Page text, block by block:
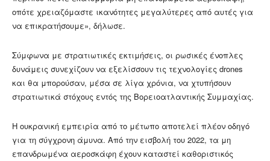
οπότε χρειαζόμαστε ικανότητες μεγαλύτερες από αυτές για
να επικρατήσουμε», δήλωσε.
Σύμφωνα με στρατιωτικές εκτιμήσεις, οι ρωσικές ένοπλες
δυνάμεις συνεχίζουν να εξελίσσουν τις τεχνολογίες drones
και θα μπορούσαν, μέσα σε λίγα χρόνια, να χτυπήσουν
στρατιωτικά στόχους εντός της Βορειοατλαντικής Συμμαχίας.
Η ουκρανική εμπειρία από το μέτωπο αποτελεί πλέον οδηγό
για τη σύγχρονη άμυνα. Από την εισβολή του 2022, τα μη
επανδρωμένα αεροσκάφη έχουν καταστεί καθοριστικός